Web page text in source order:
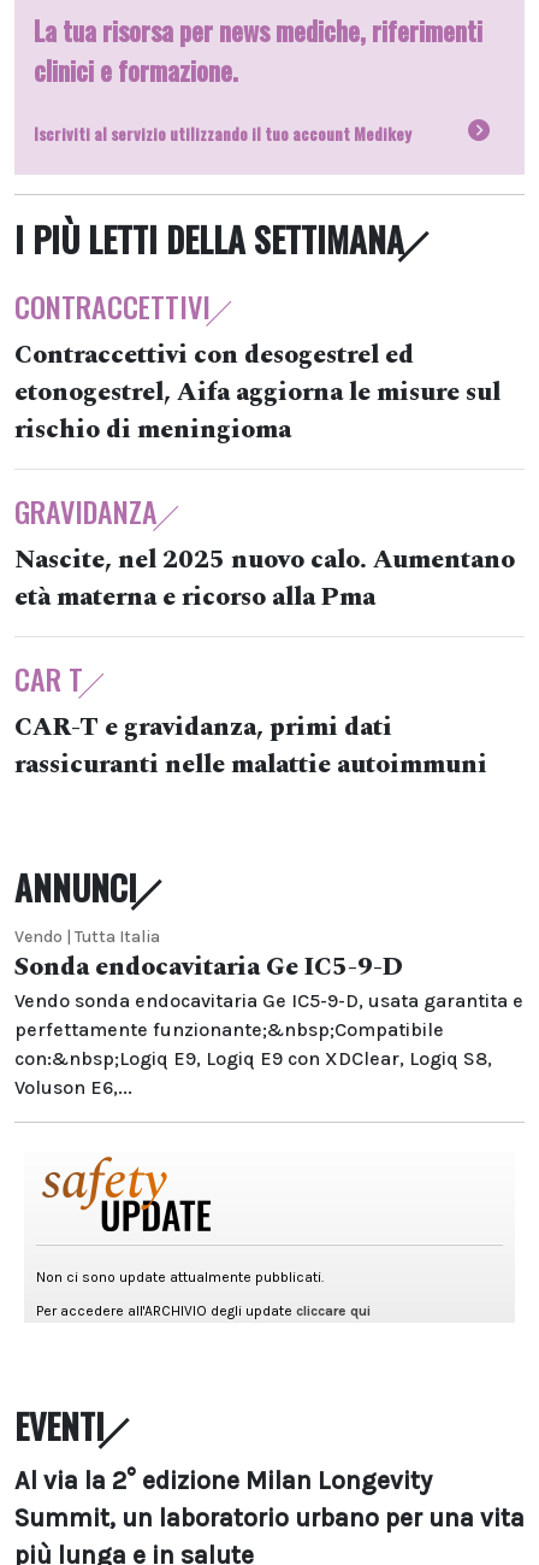
La tua risorsa per news mediche, riferimenti
clinici e formazione.
Iscriviti al servizio utilizzando il tuo account Medikey
I PIÙ LETTI DELLA SETTIMANA
CONTRACCETTIVI
Contraccettivi con desogestrel ed
etonogestrel, Aifa aggiorna le misure sul
rischio di meningioma
GRAVIDANZA
Nascite, nel 2025 nuovo calo. Aumentano
età materna e ricorso alla Pma
CAR T
CAR-T e gravidanza, primi dati
rassicuranti nelle malattie autoimmuni
ANNUNCI
Vendo | Tutta Italia
Sonda endocavitaria Ge IC5-9-D
Vendo sonda endocavitaria Ge IC5-9-D, usata garantita e
perfettamente funzionante;&nbsp;Compatibile
con:&nbsp;Logiq E9, Logiq E9 con XDClear, Logiq S8,
Voluson E6,...
EVENTI
Al via la 2° edizione Milan Longevity
Summit, un laboratorio urbano per una vita
più lunga e in salute